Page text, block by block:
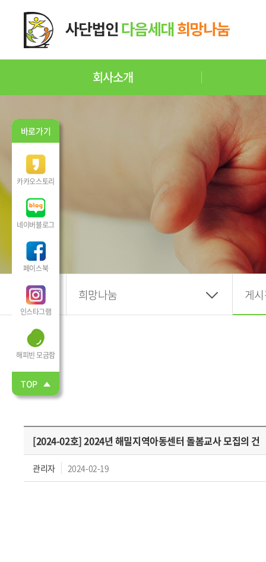
회사소개
희망나눔 게
[2024-02호] 2024년 해밀지역아동센터 돌봄교사 모집의 건
관리자 2024-02-19
바로가기
카카오스토리
네이버블로그
페이스북
인스타그램
해피빈 모금함
TOP